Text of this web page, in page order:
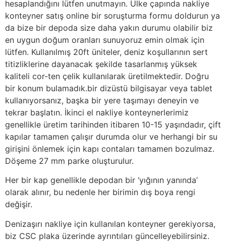
hesaplandığını lütfen unutmayın. Ülke çapında nakliye
konteyner satış online bir soruşturma formu doldurun ya
da bize bir depoda size daha yakın durumu olabilir biz
en uygun doğum oranları sunuyoruz emin olmak için
lütfen. Kullanılmış 20ft üniteler, deniz koşullarının sert
titizliklerine dayanacak şekilde tasarlanmış yüksek
kaliteli cor-ten çelik kullanılarak üretilmektedir. Doğru
bir konum bulamadık.bir dizüstü bilgisayar veya tablet
kullanıyorsanız, başka bir yere taşımayı deneyin ve
tekrar başlatın. İkinci el nakliye konteynerlerimiz
genellikle üretim tarihinden itibaren 10-15 yaşındadır, çift
kapılar tamamen çalışır durumda olur ve herhangi bir su
girişini önlemek için kapı contaları tamamen bozulmaz.
Döşeme 27 mm parke oluşturulur.
Her bir kap genellikle depodan bir ‘yığının yanında’
olarak alınır, bu nedenle her birimin dış boya rengi
değişir.
Denizaşırı nakliye için kullanılan konteyner gerekiyorsa,
biz CSC plaka üzerinde ayrıntıları güncelleyebilirsiniz.